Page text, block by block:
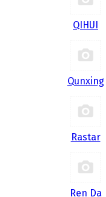
QIHUI
Qunxing
Rastar
Ren Da